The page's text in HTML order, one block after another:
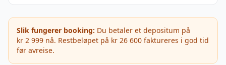
Slik fungerer booking: Du betaler et depositum på
kr 2 999 nå. Restbeløpet på kr 26 600 faktureres i god tid
før avreise.